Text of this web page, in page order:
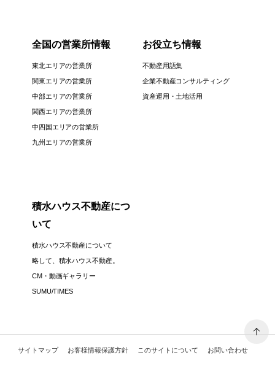
全国の営業所情報
東北エリアの営業所
関東エリアの営業所
中部エリアの営業所
関西エリアの営業所
中四国エリアの営業所
九州エリアの営業所
お役立ち情報
不動産用語集
企業不動産コンサルティング
資産運用・土地活用
積水ハウス不動産につ
いて
積水ハウス不動産について
略して、積水ハウス不動産。
CM・動画ギャラリー
SUMU/TIMES
サイトマップ お客様情報保護方針 このサイトについて お問い合わせ